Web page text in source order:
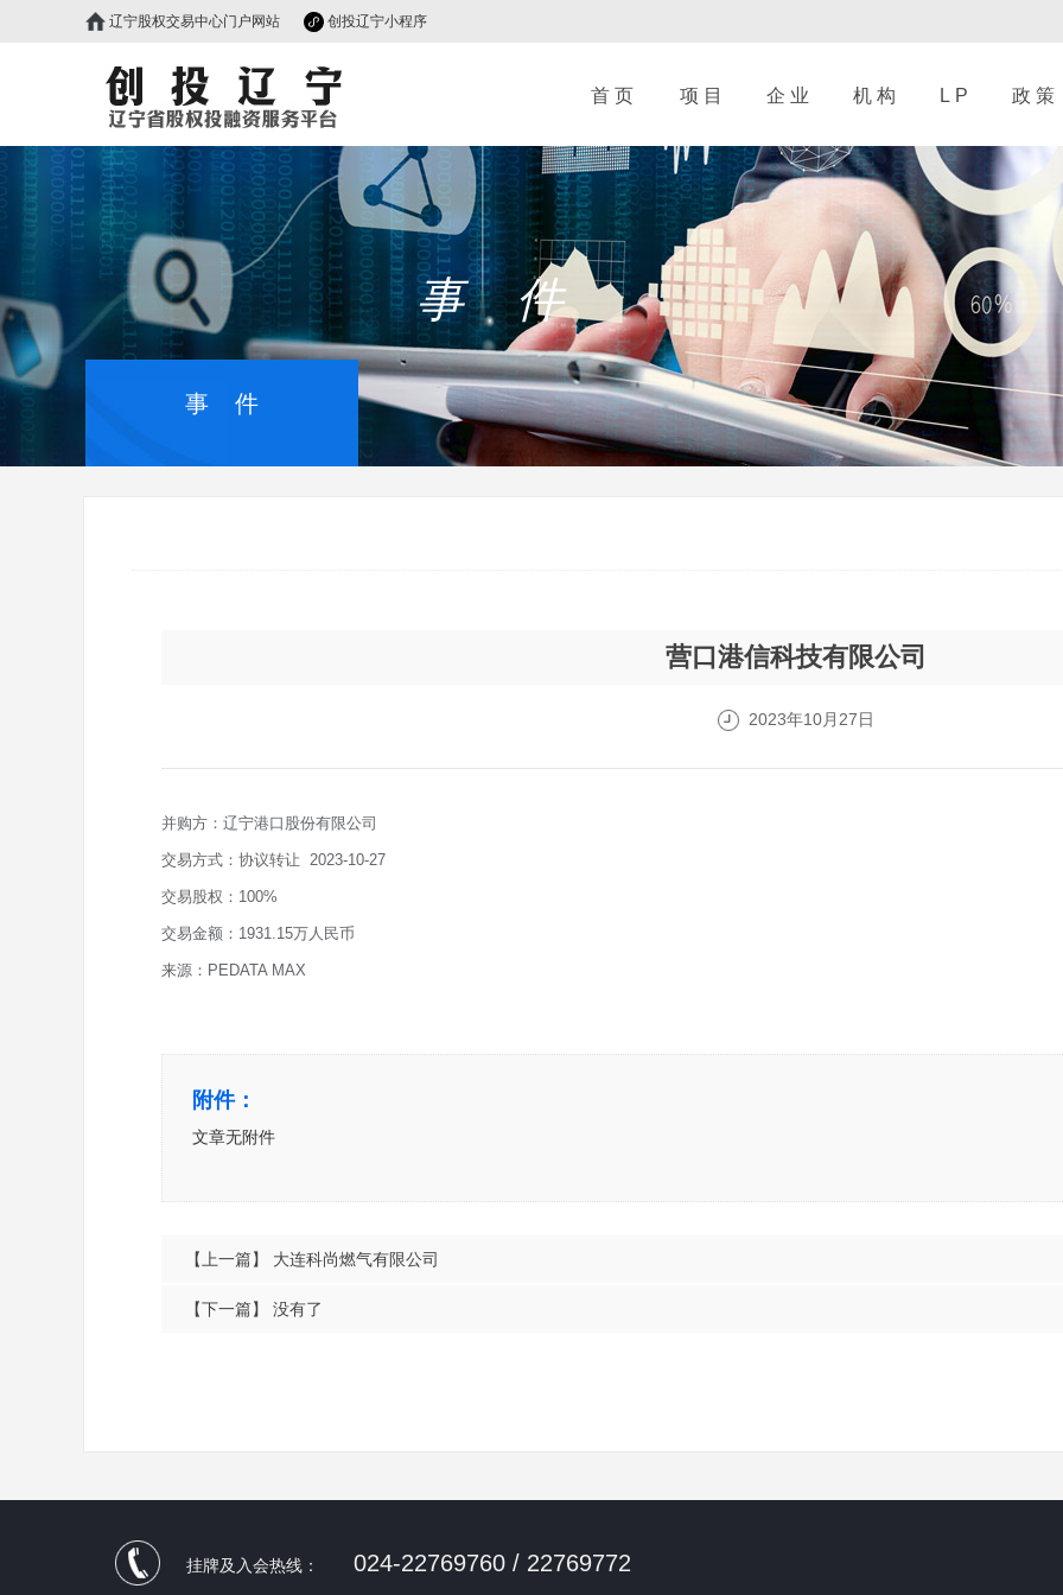
辽宁股权交易中心门户网站 创投辽宁小程序
首 页 项 目 企 业 机 构 L P 政 策
事 件
事 件
营口港信科技有限公司
2023年10月27日
并购方：辽宁港口股份有限公司
交易方式：协议转让  2023-10-27
交易股权：100%
交易金额：1931.15万人民币
来源：PEDATA MAX
附件：
文章无附件
【上一篇】 大连科尚燃气有限公司
【下一篇】 没有了
挂牌及入会热线： 024-22769760 / 22769772